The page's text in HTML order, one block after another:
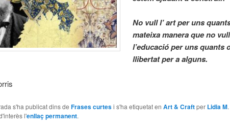
No vull l’ art per uns
mateixa manera que no vull
l’educació per uns quants
llibertat per a alguns.
s'ha publicat dins de Frases curtesi s'ha etiquetat en Art & Craftper Lidia M
l'enllaç permanent.